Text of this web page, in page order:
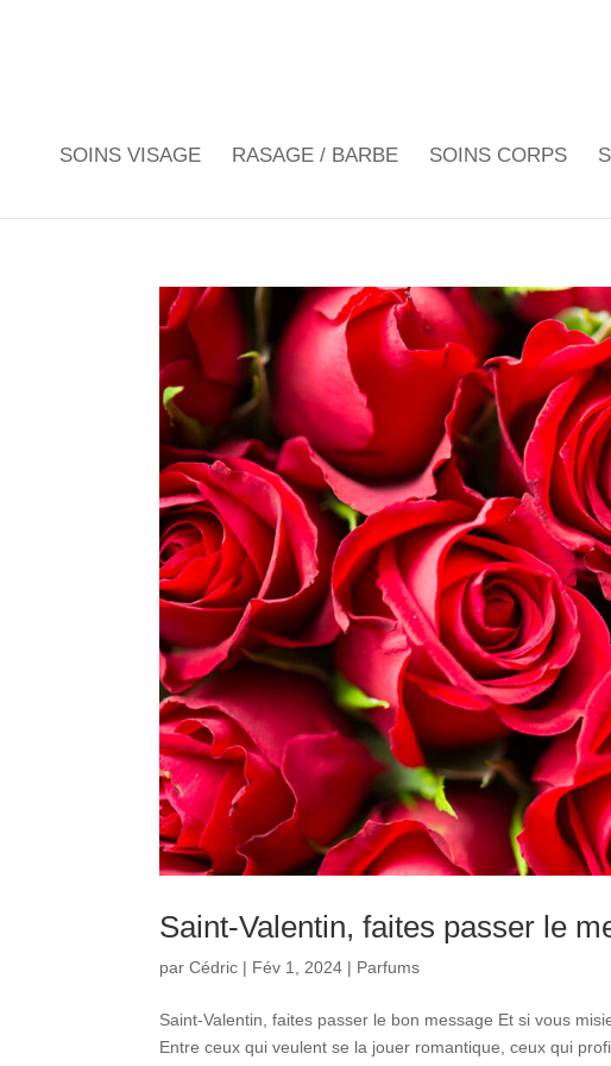
SOINS VISAGE RASAGE / BARBE SOINS CORPS
Saint-Valentin, faites passer le
parCédric | Fév 1, 2024 | Parfums
Saint-Valentin, faites passer le bon message Et si vous
Entre ceux qui veulent se la jouer romantique, ceux qui